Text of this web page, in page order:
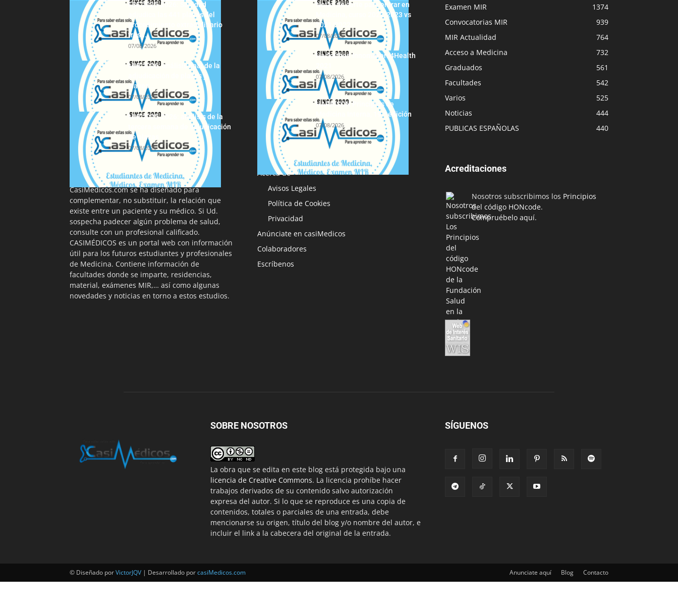
FSE 2025-2026: Sanidad
adjudica las 441 plazas del
procedimiento extraordinario
tras...
07/08/2026
MIR 2026: análisis final de la
adjudicación de plazas y
claves...
07/08/2026
MIR 2025-2026: análisis de la
tercera semana de adjudicación
de plazas
07/08/2026
La información proporcionada en
CasiMedicos.com se ha diseñado para
complementar, no substituir, la relación que
existe entre un paciente y su médico. Si Ud.
sospecha padecer algún problema de salud,
consulte con un profesional calificado.
CASIMÉDICOS es un portal web con información
útil para los futuros estudiantes y profesionales
de Medicina. Contiene información de
facultades donde se imparte, residencias,
material, exámenes MIR,… así como algunas
novedades y noticias en torno a estos estudios.
Notas de corte para entrar en
Medicina, curso 2022/2023 vs
2021/2022
07/08/2026
Hackathon Innomakers4Health
07/08/2026
HARRISON Principios de
Medicina Interna, 19.ª edición
07/08/2026
Acerca de
Avisos Legales
Política de Cookies
Privacidad
Anúnciate en casiMedicos
Colaboradores
Escríbenos
Examen MIR
1374
Convocatorias MIR
939
MIR Actualidad
764
Acceso a Medicina
732
Graduados
561
Facultades
542
Varios
525
Noticias
444
PUBLICAS ESPAÑOLAS
440
Acreditaciones
Nosotros subscribimos los Principios
del código HONcode.
Compruébelo aquí.
SOBRE NOSOTROS
La obra que se edita en este blog está protegida bajo una
licencia de Creative Commons. La licencia prohíbe hacer
trabajos derivados de su contenido salvo autorización
expresa del autor. Si lo que se reproduce es una copia de
contenidos, totales o parciales de una entrada, debe
mencionarse su origen, título del blog y/o nombre del autor, e
incluir el link a la cabecera del original de la entrada.
SÍGUENOS
Anunciate aquí Blog Contacto
© Diseñado porVictorJQV | Desarrollado porcasiMedicos.com